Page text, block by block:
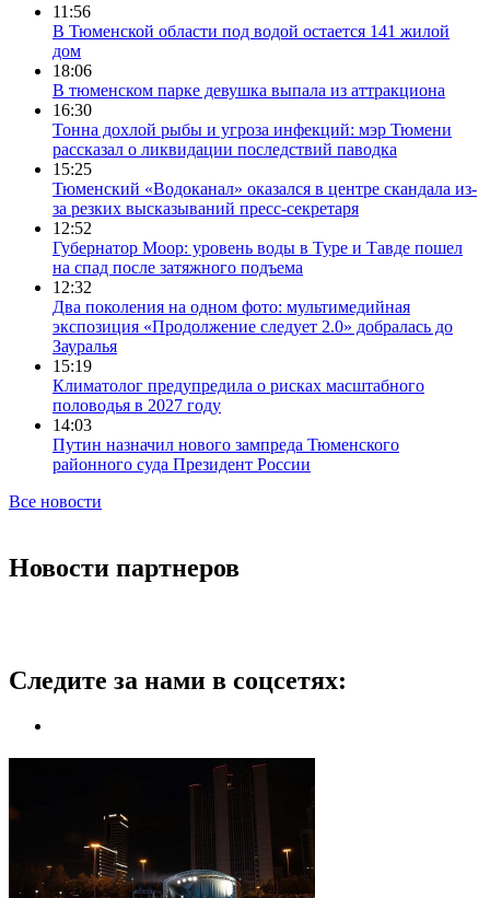
11:56
В Тюменской области под водой остается 141 жилой
дом
18:06
В тюменском парке девушка выпала из аттракциона
16:30
Тонна дохлой рыбы и угроза инфекций: мэр Тюмени
рассказал о ликвидации последствий паводка
15:25
Тюменский «Водоканал» оказался в центре скандала из-
за резких высказываний пресс-секретаря
12:52
Губернатор Моор: уровень воды в Туре и Тавде пошел
на спад после затяжного подъема
12:32
Два поколения на одном фото: мультимедийная
экспозиция «Продолжение следует 2.0» добралась до
Зауралья
15:19
Климатолог предупредила о рисках масштабного
половодья в 2027 году
14:03
Путин назначил нового зампреда Тюменского
районного суда Президент России
Все новости
Новости партнеров
Следите за нами в соцсетях: